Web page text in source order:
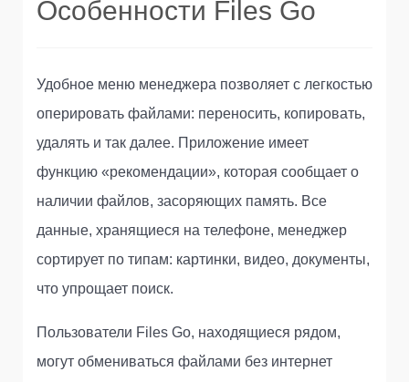
Особенности Files Go
Удобное меню менеджера позволяет с легкостью
оперировать файлами: переносить, копировать,
удалять и так далее. Приложение имеет
функцию «рекомендации», которая сообщает о
наличии файлов, засоряющих память. Все
данные, хранящиеся на телефоне, менеджер
сортирует по типам: картинки, видео, документы,
что упрощает поиск.
Пользователи Files Go, находящиеся рядом,
могут обмениваться файлами без интернет